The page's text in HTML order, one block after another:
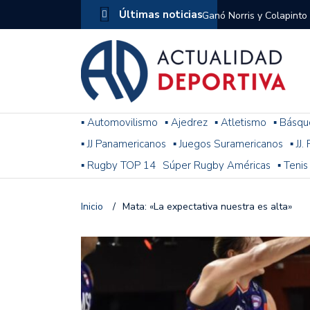
Últimas noticiasGanó Norris y
1
El penal de Barracas
Monumental
Se jugó una nueva
Arrancó el Torneo
Franco Colapinto giró
Racing le ganó a
omitió un penal de Sosa
▪ Automovilismo ▪ Ajedrez ▪ Atletismo ▪
▪ JJ Panamericanos ▪ Juegos Suramericanos ▪
▪ Rugby TOP 14 Súper Rugby Américas ▪ Tenis
Inicio / Mata: «La expectativa nuestra es alta»